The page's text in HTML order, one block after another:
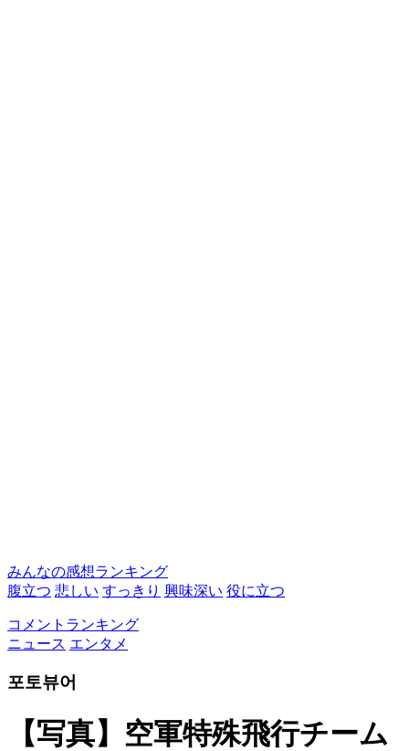
みんなの感想ランキング
腹立つ 悲しい すっきり 興味深い 役に立つ
コメントランキング
ニュース エンタメ
포토뷰어
【写真】空軍特殊飛行チーム